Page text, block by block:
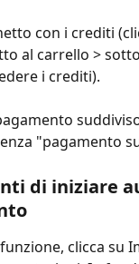
con i crediti
al carrello >
i crediti).
"pagamento
di iniziare
clicca su